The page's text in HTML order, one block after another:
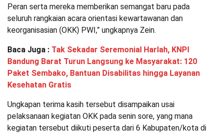
Peran serta mereka memberikan semangat baru pada
seluruh rangkaian acara orientasi kewartawanan dan
keorganisasian (OKK) PWI,” ungkapnya Zein.
Baca Juga : Tak Sekadar Seremonial Harlah, KNPI
Bandung Barat Turun Langsung ke Masyarakat: 120
Paket Sembako, Bantuan Disabilitas hingga Layanan
Kesehatan Gratis
Ungkapan terima kasih tersebut disampaikan usai
pelaksanaan kegiatan OKK pada senin sore, yang mana
kegiatan tersebut diikuti peserta dari 6 Kabupaten/kota di